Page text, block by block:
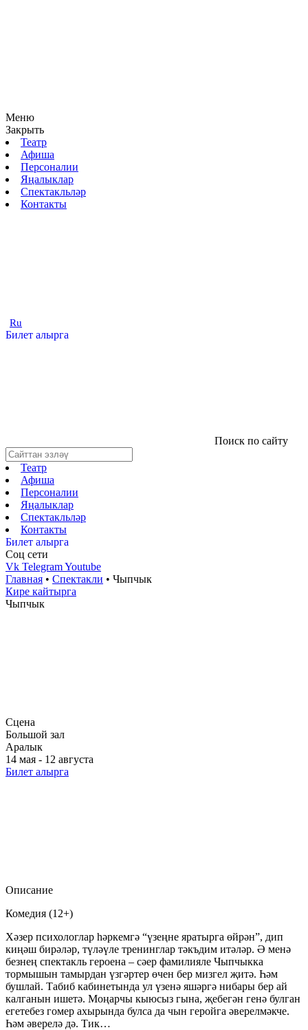
Меню
Закрыть
Театр
Афиша
Персоналии
Яңалыклар
Спектакльләр
Контакты
Ru
Билет алырга
Поиск по сайту
Театр
Афиша
Персоналии
Яңалыклар
Спектакльләр
Контакты
Билет алырга
Соц cети
Vk TelegramYoutube
Главная • Спектакли • Чыпчык
Кире кайтырга
Чыпчык
Сцена
Большой зал
Аралык
14 мая - 12 августа
Билет алырга
Описание
Комедия (12+)
Хәзер психологлар һәркемгә “үзеңне яратырга өйрән”, дип
киңәш бирәләр, түләүле тренинглар тәкъдим итәләр. Ә менә
безнең спектакль героена – сәер фамилияле Чыпчыкка
тормышын тамырдан үзгәртер өчен бер мизгел җитә. Һәм
бушлай. Табиб кабинетында ул үзенә яшәргә нибары бер ай
калганын ишетә. Моңарчы кыюсыз гына, җебегән генә булган
егетебез гомер ахырында булса да чын геройга әверелмәкче.
Һәм әверелә дә. Тик…